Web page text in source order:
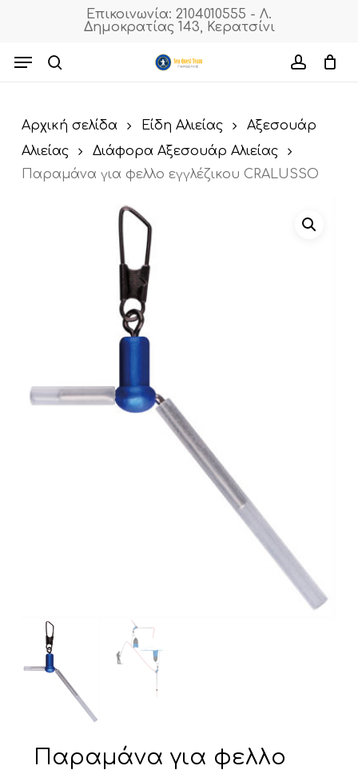
content
Επικοινωνία: 2104010555 - Λ.
Δημοκρατίας 143, Κερατσίνι
Menu
Cart
Αρχική σελίδα Είδη Αλιείας
Αξεσουάρ
Αλιείας
Διάφορα Αξεσουάρ Αλιείας
Παραμάνα για φελλο εγγλέζικου CRALUSSO
Παραμάνα για φελλο